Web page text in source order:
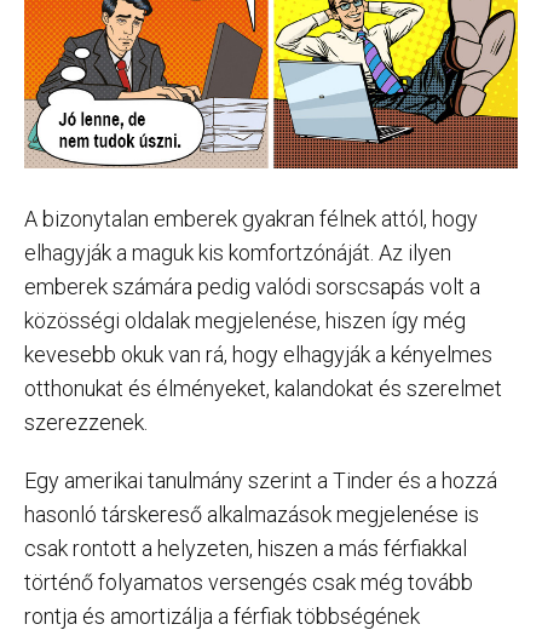
A bizonytalan emberek gyakran félnek attól, hogy
elhagyják a maguk kis komfortzónáját. Az ilyen
emberek számára pedig valódi sorscsapás volt a
közösségi oldalak megjelenése, hiszen így még
kevesebb okuk van rá, hogy elhagyják a kényelmes
otthonukat és élményeket, kalandokat és szerelmet
szerezzenek.
Egy amerikai tanulmány szerint a Tinder és a hozzá
hasonló társkereső alkalmazások megjelenése is
csak rontott a helyzeten, hiszen a más férfiakkal
történő folyamatos versengés csak még tovább
rontja és amortizálja a férfiak többségének